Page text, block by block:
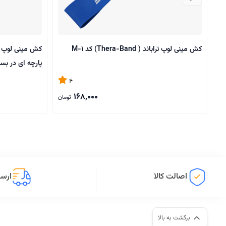
کش مینی لوپ تراباند ( Thera-Band) کد M-1
4
168,000 تومان
پارچه ای در
اصالت کالا
برگشت به بالا